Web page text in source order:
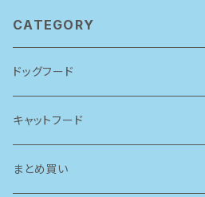
CATEGORY
ドッグフード
アーテミス(アガリクスI/S)
ソリッドゴールド
キャットフード
ルシャット
まとめ買い